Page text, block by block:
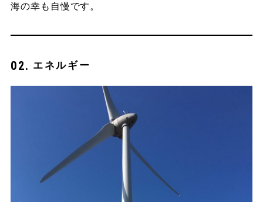
海の幸も自慢です。
エネルギー